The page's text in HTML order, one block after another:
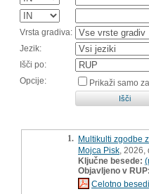
Vrsta gradiva:
Jezik:
Išči po:
Opcije:
Prikaži samo
1. Multikulti zgodbe
Mojca Pisk ,
Ključne besede:
Objavljeno v RUP:
Celotno